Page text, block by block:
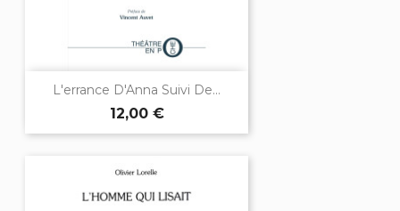
L'errance D'Anna Suivi De...
12,00 €